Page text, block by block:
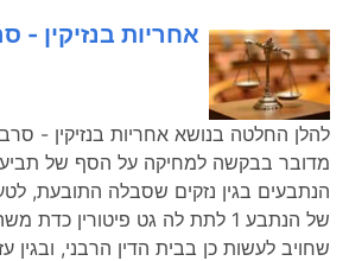
אחריות בנזיקין -
מדובר בבקשה למחיקה על הסף של
הנתבעים בגין נזקים שסבלה התובעת,
של הנתבע 1 לתת לה גט פיטורין
שחויב לעשות כן בבית הדין הרבני, ובגין